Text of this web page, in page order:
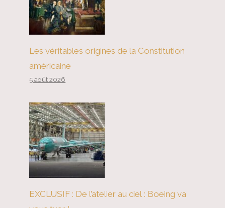
Les véritables origines de la Constitution
américaine
5 août 2026
EXCLUSIF : De l’atelier au ciel : Boeing va